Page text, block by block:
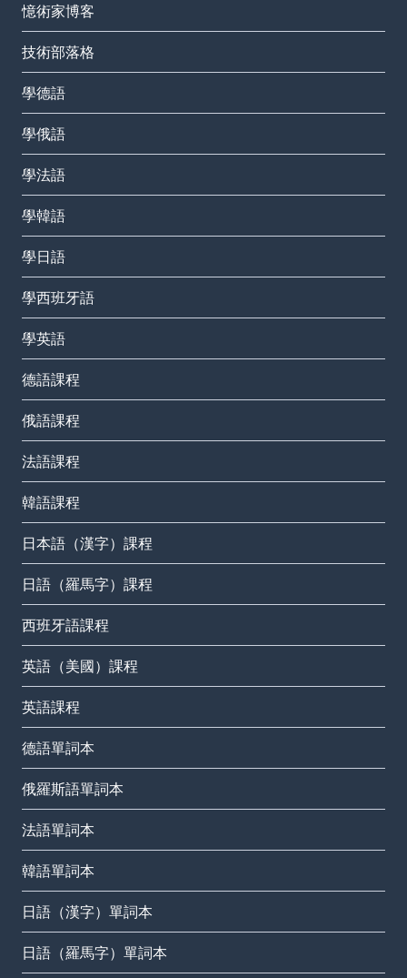
憶術家博客
技術部落格
學德語
學俄語
學法語
學韓語
學日語
學西班牙語
學英語
德語課程
俄語課程
法語課程
韓語課程
日本語（漢字）課程
日語（羅馬字）課程
西班牙語課程
英語（美國）課程
英語課程
德語單詞本
俄羅斯語單詞本
法語單詞本
韓語單詞本
日語（漢字）單詞本
日語（羅馬字）單詞本